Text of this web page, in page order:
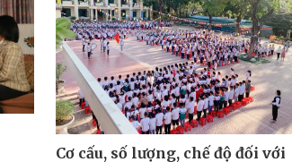
Cơ cấu, số lượng, chế độ đối với